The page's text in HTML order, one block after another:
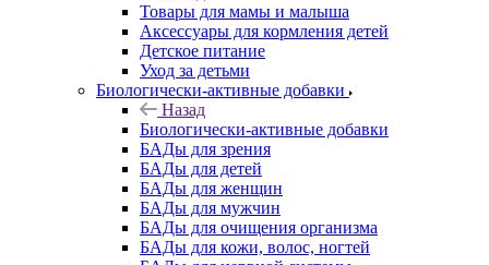
Товары для мамы и малыша
Аксессуары для кормления детей
Детское питание
Уход за детьми
Биологически-активные добавки
Назад
Биологически-активные добавки
БАДы для зрения
БАДы для детей
БАДы для женщин
БАДы для мужчин
БАДы для очищения организма
БАДы для кожи, волос, ногтей